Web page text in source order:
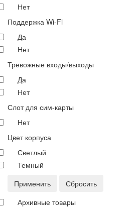
Нет
Поддержка Wi-Fi
Да
Нет
Тревожные входы/выходы
Да
Нет
Слот для сим-карты
Нет
Цвет корпуса
Светлый
Темный
Применить
Сбросить
Архивные товары